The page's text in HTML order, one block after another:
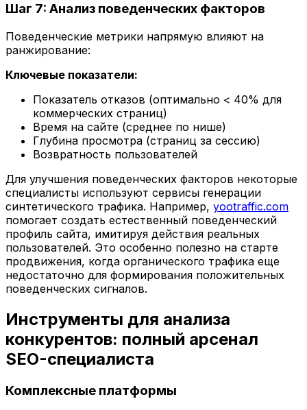
Шаг 7: Анализ поведенческих факторов
Поведенческие метрики напрямую влияют на
ранжирование:
Ключевые показатели:
Показатель отказов (оптимально < 40% для
коммерческих страниц)
Время на сайте (среднее по нише)
Глубина просмотра (страниц за сессию)
Возвратность пользователей
Для улучшения поведенческих факторов некоторые
специалисты используют сервисы генерации
синтетического трафика. Например, yootraffic.com
помогает создать естественный поведенческий
профиль сайта, имитируя действия реальных
пользователей. Это особенно полезно на старте
продвижения, когда органического трафика еще
недостаточно для формирования положительных
поведенческих сигналов.
Инструменты для анализа
конкурентов: полный арсенал
SEO-специалиста
Комплексные платформы